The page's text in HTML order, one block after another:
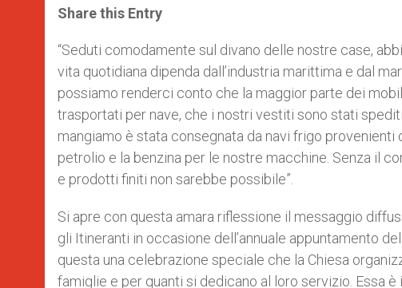
t
s
p
p
s
e
g
e
r
e
b
o
k
r
Share this Entry
“Seduti comodamente sul divano delle nostre case,
vita quotidiana dipenda dall’industria marittima e dal
possiamo renderci conto che la maggior parte dei
trasportati per nave, che i nostri vestiti sono stati
mangiamo è stata consegnata da navi frigo
petrolio e la benzina per le nostre macchine. Senza il
e prodotti finiti non sarebbe possibile”.
Si apre con questa amara riflessione il messaggio
gli Itineranti in occasione dell’annuale appuntamento
questa una celebrazione speciale che la Chiesa
famiglie e per quanti si dedicano al loro servizio. Essa è